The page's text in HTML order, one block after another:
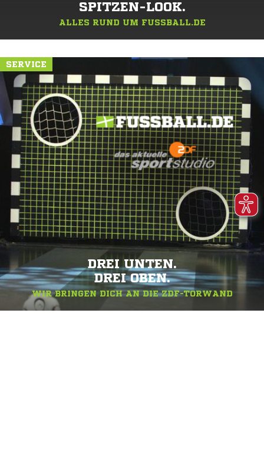
SPITZEN-LOOK.
ALLES RUND UM FUSSBALL.DE
SERVICE
DREI UNTEN.
DREI OBEN.
WIR BRINGEN DICH AN DIE ZDF-TORWAND